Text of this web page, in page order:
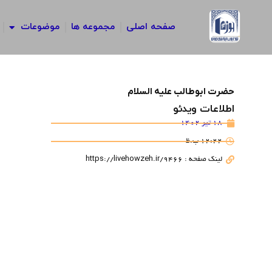
صفحه اصلی مجموعه ها موضوعات
حضرت ابوطالب علیه السلام
اطلاعات ویدئو
18 تیر 1402
12:22 ب.ظ
لینک صفحه : https://livehowzeh.ir/9466